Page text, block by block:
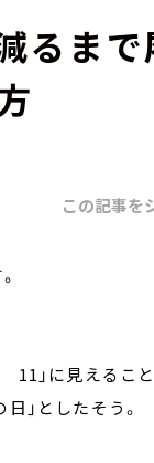
るま
この記事を
」に見えるこ
」としたそう。